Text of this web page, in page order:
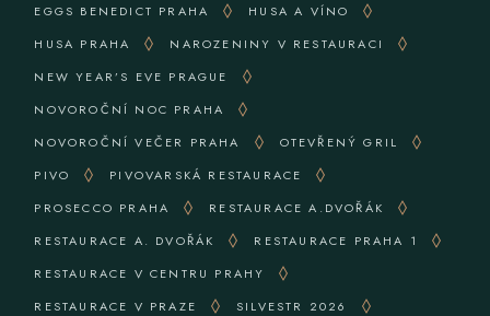
EGGS BENEDICT PRAHA
HUSA A VÍNO
HUSA PRAHA
NAROZENINY V RESTAURACI
NEW YEAR’S EVE PRAGUE
NOVOROČNÍ NOC PRAHA
NOVOROČNÍ VEČER PRAHA
OTEVŘENÝ GRIL
PIVO
PIVOVARSKÁ RESTAURACE
PROSECCO PRAHA
RESTAURACE A.DVOŘÁK
RESTAURACE A. DVOŘÁK
RESTAURACE PRAHA 1
RESTAURACE V CENTRU PRAHY
RESTAURACE V PRAZE
SILVESTR 2026